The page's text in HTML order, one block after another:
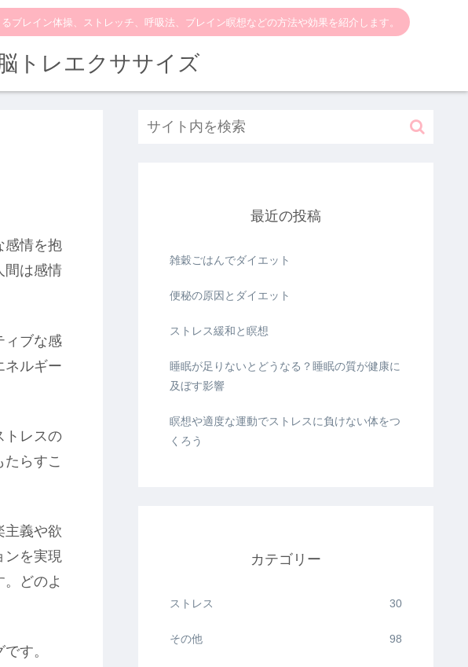
レイン体操、ストレッチ、呼吸法、ブレイン瞑想などの方法や効果を紹介します。
トレエクササイズ
感情を抱
間は感情
ィブな感
ネルギー
トレスの
らすこ
主義や欲
ンを実現
どのよ
す。
最近の投稿
雑穀ごはんでダイエット
便秘の原因とダイエット
ストレス緩和と瞑想
睡眠が足りないとどうなる？睡眠の質が健康に
及ぼす影響
瞑想や適度な運動でストレスに負けない体をつ
くろう
カテゴリー
ストレス 30
その他 98